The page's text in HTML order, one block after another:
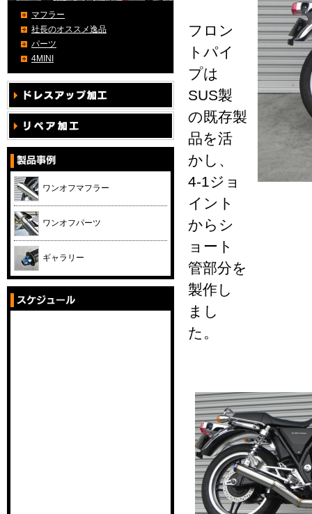
フロン
トパイ
プは
SUS製
の既存製
品を活
かし、
4-1ジョ
イント
からシ
ョート
管部分を
製作し
まし
た。
マフラー
社長のオススメ逸品
パーツ
4MINI
ワンオフマフラー
ワンオフパーツ
ギャラリー